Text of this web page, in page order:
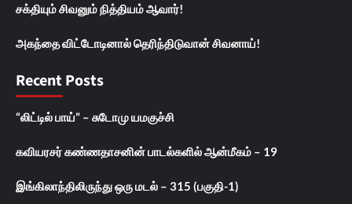
சக்தியும் சிவனும் நித்தியம் ஆவார்!
அகந்தை விட்டோடினால் தெரிந்திடுவான் சிவனாய்!
Recent Posts
“லிட்டில் பாய்” – சுடோமு யமகுச்சி
கவியரசர் கண்ணதாசனின் பாடல்களில் ஆன்மீகம் – 19
இங்கிலாந்திலிருந்து ஒரு மடல் – 315 (பகுதி-1)